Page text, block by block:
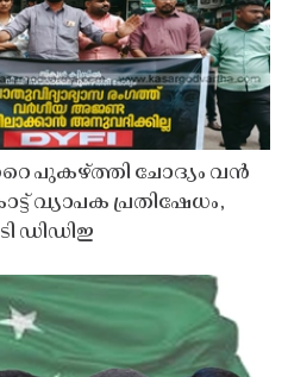
പുകഴ്ത്തി ചോദ്യം വൻ
വ്യാപക പ്രതിഷേധം,
ഡിഡിഇ